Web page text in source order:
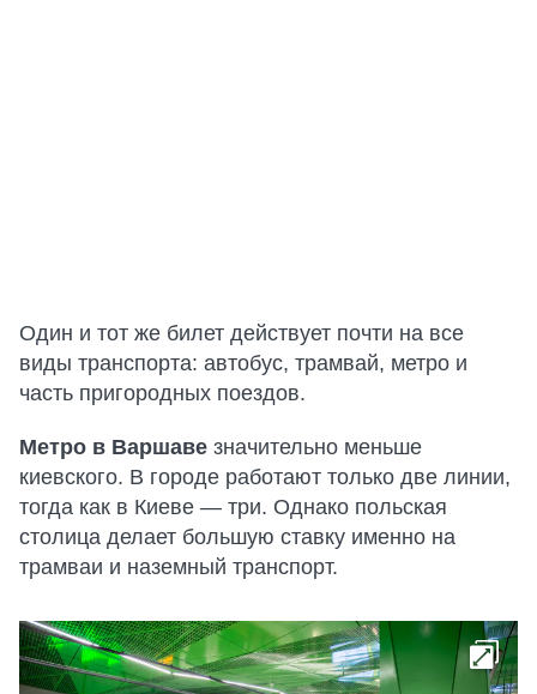
Один и тот же билет действует почти на все
виды транспорта: автобус, трамвай, метро и
часть пригородных поездов.
Метро в Варшаве значительно меньше
киевского. В городе работают только две линии,
тогда как в Киеве — три. Однако польская
столица делает большую ставку именно на
трамваи и наземный транспорт.